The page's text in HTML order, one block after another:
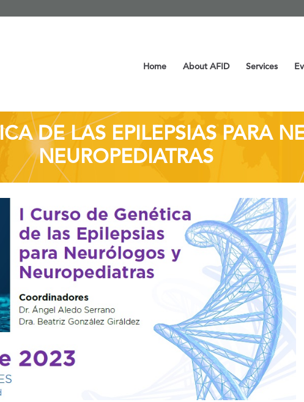
Home About AFID Services
DE LAS EPILEPSIAS PARA
NEUROPEDIATRAS